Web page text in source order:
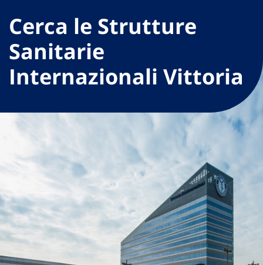
Cerca le Strutture
Sanitarie
Internazionali Vittoria